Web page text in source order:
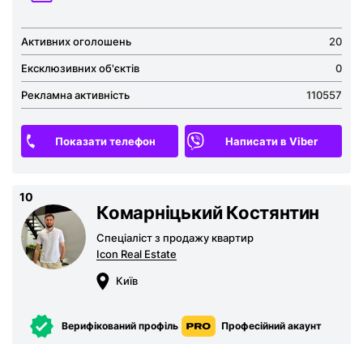
Активних оголошень 20
Ексклюзивних об'єктів 0
Рекламна активність 110557
Показати телефон Написати в Viber
10
Комарніцький Костянтин
Спеціаліст з продажу квартир
Icon Real Estate
Київ
Верифікований профіль Професійний акаунт